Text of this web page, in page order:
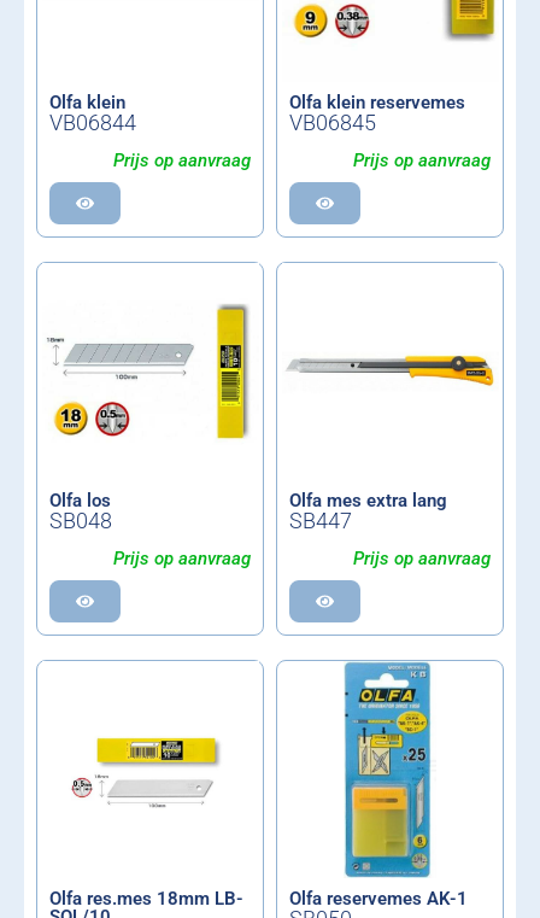
Olfa klein
VB06844
Prijs op aanvraag
Olfa klein reservemes
VB06845
Prijs op aanvraag
Olfa los
SB048
Prijs op aanvraag
Olfa mes extra lang
SB447
Prijs op aanvraag
Olfa res.mes 18mm LB-
Olfa reservemes AK-1